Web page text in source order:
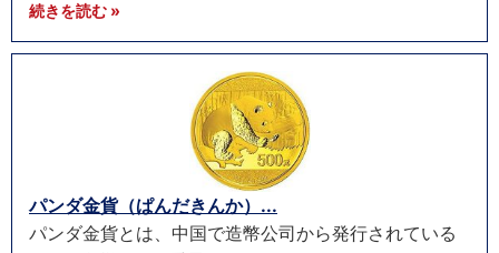
続きを読む »
パンダ金貨（ぱんだきんか）...
パンダ金貨とは、中国で造幣公司から発行されている